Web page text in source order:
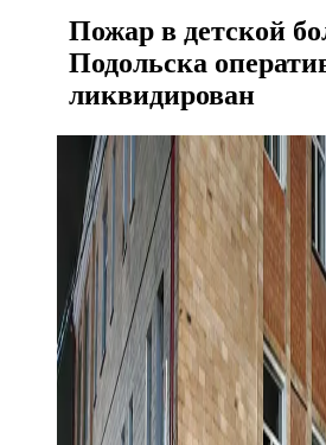
Пожар в детской
Подольска
ликвидирован